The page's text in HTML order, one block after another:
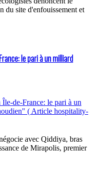
du site d'enfouissement et
le pari à un milliard
avec Qiddiya, bras
de Mirapolis, premier